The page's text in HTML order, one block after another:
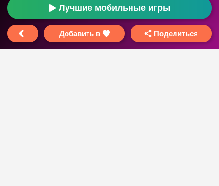
Лучшие мобильные игры
Добавить в Поделиться